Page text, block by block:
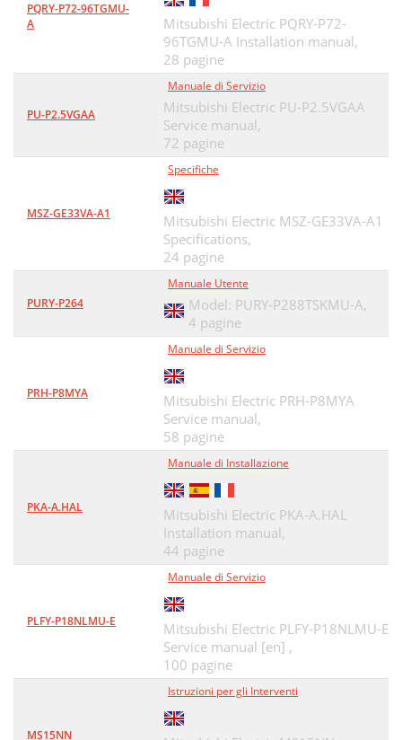
PQRY-P72-96TGMU-
A
Mitsubishi Electric PQRY-P72-
96TGMU-A Installation manual,
28 pagine
PU-P2.5VGAA
Manuale di Servizio
Mitsubishi Electric PU-P2.5VGAA
Service manual,
72 pagine
MSZ-GE33VA-A1
Specifiche
Mitsubishi Electric MSZ-GE33VA-A1
Specifications,
24 pagine
PURY-P264
Manuale Utente
Model: PURY-P288TSKMU-A,
4 pagine
PRH-P8MYA
Manuale di Servizio
Mitsubishi Electric PRH-P8MYA
Service manual,
58 pagine
PKA-A.HAL
Manuale di Installazione
Mitsubishi Electric PKA-A.HAL
Installation manual,
44 pagine
PLFY-P18NLMU-E
Manuale di Servizio
Mitsubishi Electric PLFY-P18NLMU-E
Service manual [en] ,
100 pagine
MS15NN
Istruzioni per gli Interventi